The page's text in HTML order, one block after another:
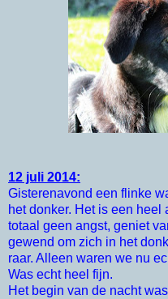
12 juli 2014:
Gisterenavond een flinke
het donker. Het is een
totaal geen angst, geniet
gewend om zich in het
raar. Alleen waren we nu
Was echt heel fijn.
Het begin van de nacht